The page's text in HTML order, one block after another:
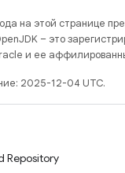
на этой странице
– это
и ее
2025-12-04 UTC.
Repository